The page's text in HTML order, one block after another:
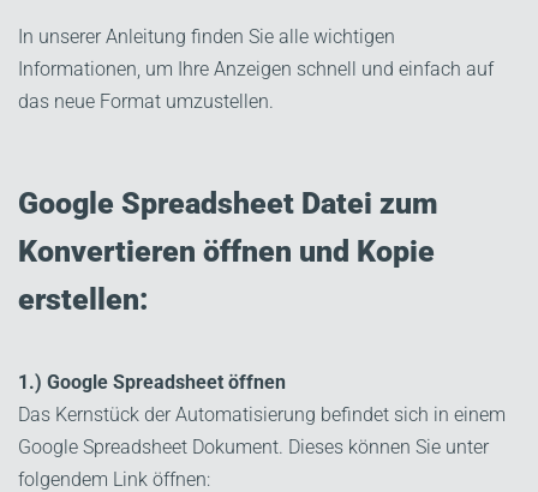
In unserer Anleitung finden Sie alle wichtigen
Informationen, um Ihre Anzeigen schnell und einfach auf
das neue Format umzustellen.
Google Spreadsheet Datei zum
Konvertieren öffnen und Kopie
erstellen:
1.) Google Spreadsheet öffnen
Das Kernstück der Automatisierung befindet sich in einem
Google Spreadsheet Dokument. Dieses können Sie unter
folgendem Link öffnen: